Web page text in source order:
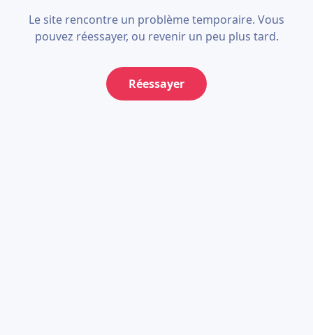
Le site rencontre un problème temporaire. Vous
pouvez réessayer, ou revenir un peu plus tard.
Réessayer